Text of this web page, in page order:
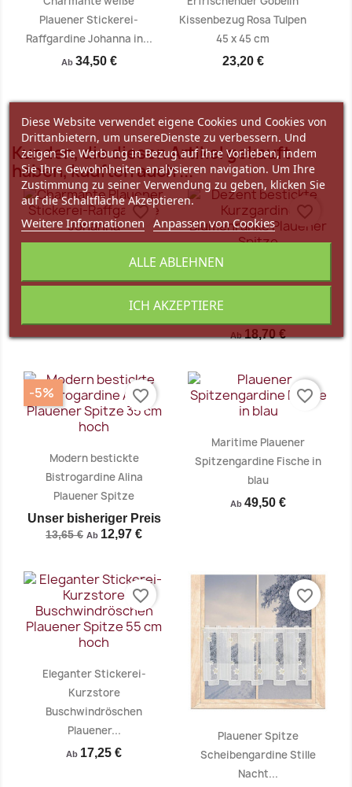
Vorschau
Plauener Stickerei-
Raffgardine Johanna in...
Ab 34,50 €
Vorschau
Kissenbezug Rosa Tulpen
45 x 45 cm
23,20 €
Kunden, die diesen Artikel gekauft
haben, kauften auch ...
Vorschau
Charmante weiße
favorite_border
Vorschau
Ab18,70 €
favorite_border
Vorschau
Modern bestickte
Bistrogardine Alina
Plauener Spitze
Unser bisheriger Preis
13,65 € Ab 12,97 €
-5% favorite_border
 Vorschau
Maritime Plauener
Spitzengardine Fische in
blau
Ab 49,50 €
favorite_border
Eleganter Stickerei-
Kurzstore
Buschwindröschen
Plauener...
Ab 17,25 €
favorite_border
Plauener Spitze
Scheibengardine Stille
Nacht...
favorite_border
Diese Website verwendet eigene Cookies und Cookies von
Drittanbietern, um unsereDienste zu verbessern. Und
zeigen Sie Werbung in Bezug auf Ihre Vorlieben, indem
Sie Ihre Gewohnheiten analysieren navigation. Um Ihre
Zustimmung zu seiner Verwendung zu geben, klicken Sie
auf die Schaltfläche Akzeptieren.
Weitere Informationen Anpassen von Cookies
ALLE ABLEHNEN
ICH AKZEPTIERE